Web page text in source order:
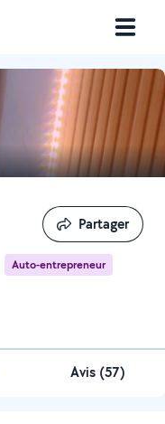
Auto-entrepreneur
Partager
Partager
Avis (57)